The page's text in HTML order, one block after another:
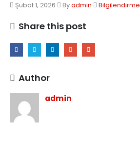
Şubat 1, 2026 Byadmin Bilgilendirme
Share this post
Author
admin